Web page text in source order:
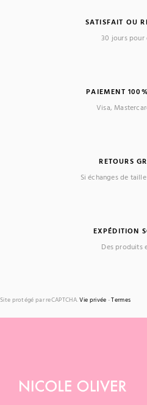
SATISFAIT OU
30 jours pour
PAIEMENT
Visa,
RETOURS
Si échanges de
EXPÉDITION
Des produits
Site protégé par reCAPTCHA.Vie privée -Termes